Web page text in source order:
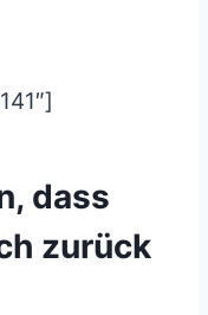
dass
zurück